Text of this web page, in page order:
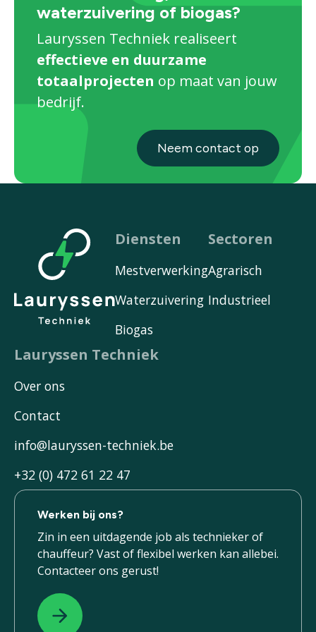
waterzuivering of biogas?
Lauryssen Techniek realiseert
effectieve en duurzame
totaalprojecten op maat van jouw
bedrijf.
Neem contact op
Diensten
Mestverwerking
Waterzuivering
Biogas
Sectoren
Agrarisch
Industrieel
Lauryssen Techniek
Over ons
Contact
info@lauryssen-techniek.be
+32 (0) 472 61 22 47
Werken bij ons?
Zin in een uitdagende job als technieker of
chauffeur? Vast of flexibel werken kan allebei.
Contacteer ons gerust!